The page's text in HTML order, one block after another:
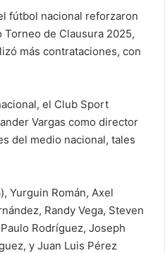
fútbol nacional reforzaron
de Clausura 2025,
más contrataciones, con
el Club Sport
Vargas como director
del medio nacional, tales
Yurguin Román, Axel
Randy Vega, Steven
Rodríguez, Joseph
y Juan Luis Pérez